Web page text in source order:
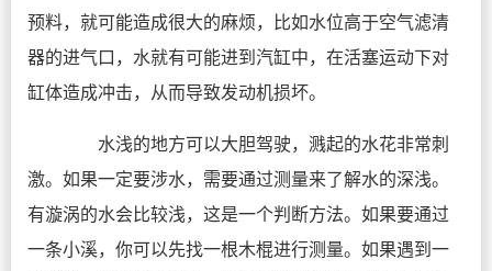
预料，就可能造成很大的麻烦，比如水位高于空气滤清
器的进气口，水就有可能进到汽缸中，在活塞运动下对
缸体造成冲击，从而导致发动机损坏。
水浅的地方可以大胆驾驶，溅起的水花非常刺
激。如果一定要涉水，需要通过测量来了解水的深浅。
有漩涡的水会比较浅，这是一个判断方法。如果要通过
一条小溪，你可以先找一根木棍进行测量。如果遇到一